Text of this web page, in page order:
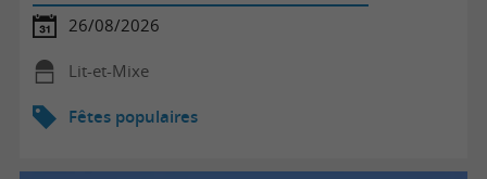
26/08/2026
Lit-et-Mixe
Fêtes populaires